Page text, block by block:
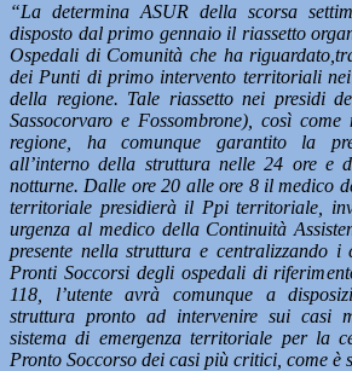
“La determina ASUR della scorsa
disposto dal primo gennaio il riassetto
Ospedali di Comunità che ha
dei Punti di primo intervento territoriali
della regione. Tale riassetto nei presidi
Sassocorvaro e Fossombrone), così
regione, ha comunque garantito la
all’interno della struttura nelle 24 ore e
notturne. Dalle ore 20 alle ore 8 il medico
territoriale presidierà il Ppi territoriale,
urgenza al medico della Continuità
presente nella struttura e centralizzando
Pronti Soccorsi degli ospedali di
118, l’utente avrà comunque a
struttura pronto ad intervenire sui casi
sistema di emergenza territoriale per la
Pronto Soccorso dei casi più critici, come è